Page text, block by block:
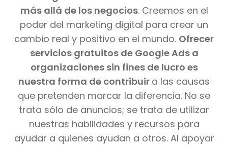
más allá de los negocios. Creemos en el
poder del marketing digital para crear un
cambio real y positivo en el mundo. Ofrecer
servicios gratuitos de Google Ads a
organizaciones sin fines de lucro es
nuestra forma de contribuir a las causas
que pretenden marcar la diferencia. No se
trata sólo de anuncios; se trata de utilizar
nuestras habilidades y recursos para
ayudar a quienes ayudan a otros. Al apoyar